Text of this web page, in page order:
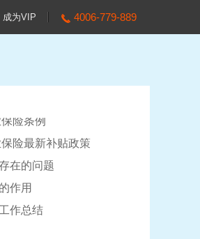
成为VIP 4006-779-889
义
险条例
险最新补贴政策
在的问题
作用
作总结